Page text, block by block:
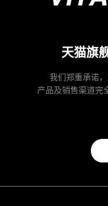
天猫旗
我们郑重承诺
产品及销售渠道完